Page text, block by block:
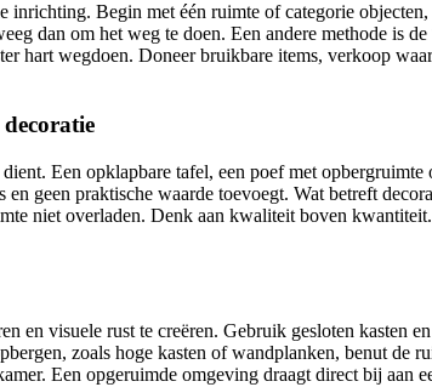
inrichting. Begin met één ruimte of categorie
dan om het weg te doen. Een andere methode is
hart wegdoen. Doneer bruikbare items, verkoop
Een opklapbare tafel, een poef met
geen praktische waarde toevoegt. Wat betreft
niet overladen. Denk aan kwaliteit boven
en visuele rust te creëren. Gebruik gesloten kasten
zoals hoge kasten of wandplanken, benut de
Een opgeruimde omgeving draagt direct bij aan